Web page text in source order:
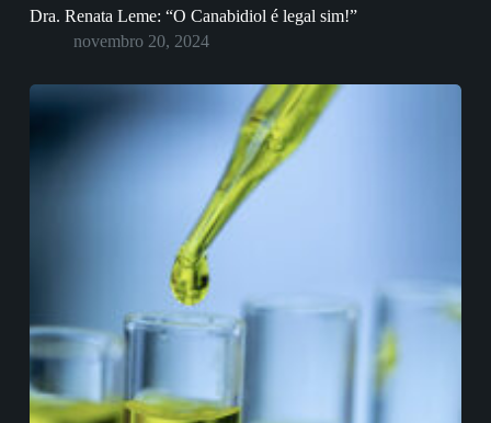
Dra. Renata Leme: “O Canabidiol é legal sim!”
novembro 20, 2024